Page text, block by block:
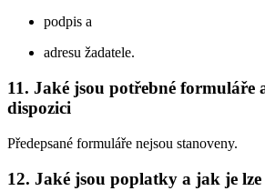
podpis a
adresu žadatele.
11. Jaké jsou potřebné formuláře
dispozici
Předepsané formuláře nejsou stanoveny.
12. Jaké jsou poplatky a jak je